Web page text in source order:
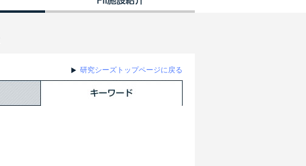
研究シーズトップページに戻る